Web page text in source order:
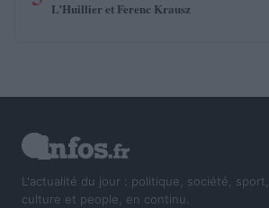
L’Huillier et Ferenc Krausz
L'actualité du jour : politique, société,
culture et people, en continu.